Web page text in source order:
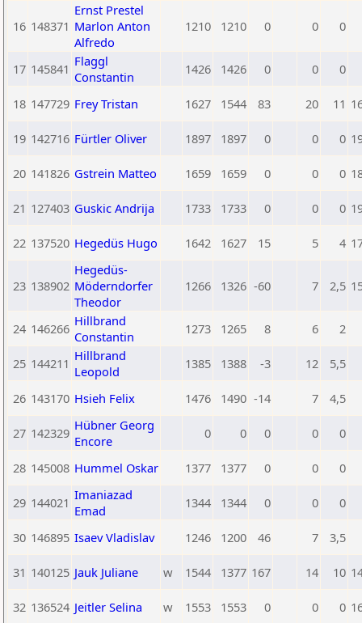
16 148371
Ernst Prestel
Marlon Anton
Alfredo
1210 1210 0 0 0
17 145841 Flaggl
Constantin
1426 1426 0 0 0
18 147729 Frey Tristan 1627 1544 83 20 11
19 142716 Fürtler Oliver 1897 1897 0 0 0
20 141826 Gstrein Matteo 1659 1659 0 0 0
21 127403 Guskic Andrija 1733 1733 0 0 0
22 137520 Hegedüs Hugo 1642 1627 15 5 4
23 138902
Hegedüs-
Möderndorfer
Theodor
1266 1326 -60 7 2,5
24 146266 Hillbrand
Constantin
1273 1265 8 6 2
25 144211 Hillbrand
Leopold
1385 1388 -3 12 5,5
26 143170 Hsieh Felix 1476 1490 -14 7 4,5
27 142329 Hübner Georg
Encore
0 0 0 0 0
28 145008 Hummel Oskar 1377 1377 0 0 0
29 144021 Imaniazad
Emad
1344 1344 0 0 0
30 146895 Isaev Vladislav 1246 1200 46 7 3,5
31 140125 Jauk Juliane w 1544 1377 167 14 10
32 136524 Jeitler Selina w 1553 1553 0 0 0